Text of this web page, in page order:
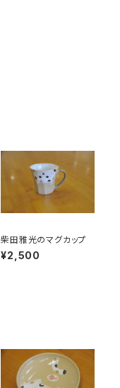
柴田雅光のマグカップ
¥2,500